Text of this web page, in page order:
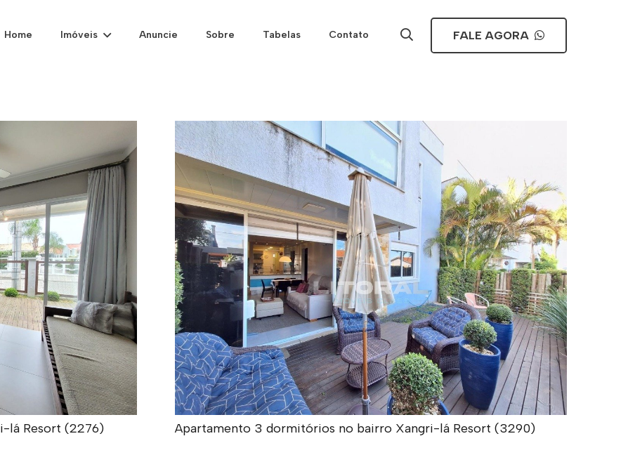
Home Imóveis Anuncie Sobre Tabelas Contato FALE AGORA
lá Resort (2276) Apartamento 3 dormitórios no bairro Xangri-lá Resort (3290)